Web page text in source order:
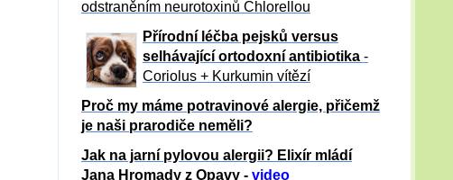
odstraněním neurotoxinů Chlorellou
Přírodní léčba pejsků versus
selhávající ortodoxní antibiotika -
Coriolus + Kurkumin vítězí
Proč my máme potravinové alergie, přičemž
je naši prarodiče neměli?
Jak na jarní pylovou alergii? Elixír mládí
Jana Hromady z Opavy - video